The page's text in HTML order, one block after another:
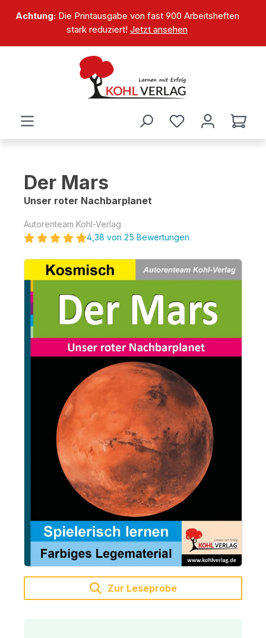
springen
Achtung:Die Printausgabe von fast 900 Arbeitsheften
stark reduziert! Jetzt ansehen
Der Mars
Unser roter Nachbarplanet
Autorenteam Kohl-Verlag
4,38 von 25 Bewertungen
Bildergalerie überspringen
Zur Leseprobe